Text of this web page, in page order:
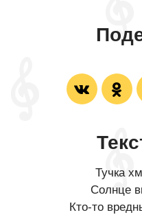
Тучка
Солнце
Кто-то